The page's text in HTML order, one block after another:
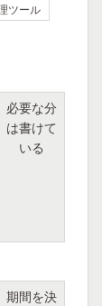
ツール
必要な分
は書けて
いる
期間を決